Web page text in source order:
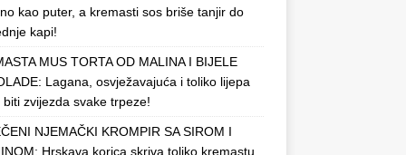
kao puter, a kremasti sos briše tanjir do
kapi!
MUS TORTA OD MALINA I BIJELE
Lagana, osvježavajuća i toliko lijepa
biti zvijezda svake trpeze!
NJEMAČKI KROMPIR SA SIROM I
Hrskava korica skriva toliko kremastu